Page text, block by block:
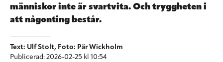
människor inte är svartvita. Och tryggheten i
att någonting består.
Text: Ulf Stolt, Foto: Pär Wickholm
Publicerad: 2026-02-25 kl 10:54